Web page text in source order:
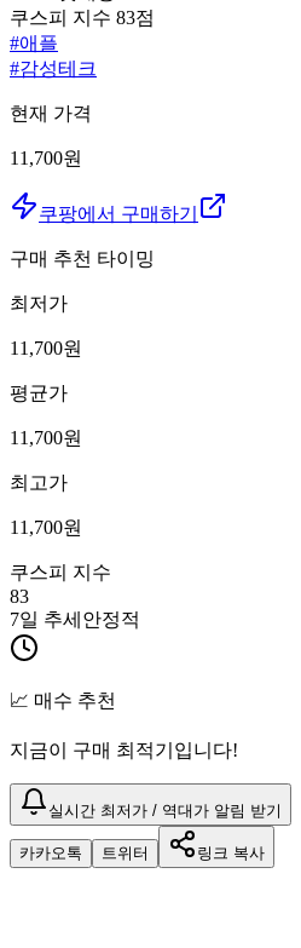
쿠스피 지수 83점
#애플
#감성테크
현재 가격
11,700원
쿠팡에서 구매하기
구매 추천 타이밍
최저가
11,700원
평균가
11,700원
최고가
11,700원
쿠스피 지수
83
7일 추세 안정적
📈 매수 추천
지금이 구매 최적기입니다!
실시간 최저가 / 역대가 알림 받기
카카오톡 트위터 링크 복사